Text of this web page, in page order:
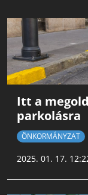
Itt a
parkolásra
ÖNKORMÁNYZAT
2025. 01. 17.